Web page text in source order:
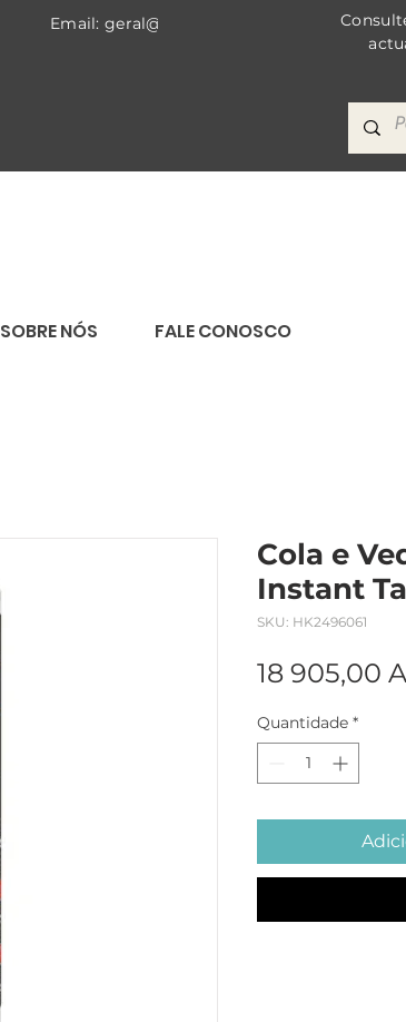
Email: geral@bricomat.com
SOBRE NÓS FALE CONOSCO
Cola e
Instant
SKU: HK2496061
18 905,00
Quantidade *